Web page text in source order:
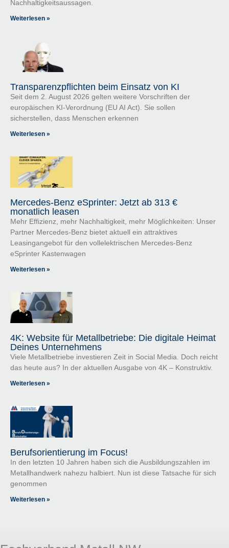
Nachhaltigkeitsaussagen.
Weiterlesen »
Transparenzpflichten beim Einsatz von KI
Seit dem 2. August 2026 gelten weitere Vorschriften der
europäischen KI-Verordnung (EU AI Act). Sie sollen
sicherstellen, dass Menschen erkennen
Weiterlesen »
Mercedes-Benz eSprinter: Jetzt ab 313 €
monatlich leasen
Mehr Effizienz, mehr Nachhaltigkeit, mehr Möglichkeiten: Unser
Partner Mercedes-Benz bietet aktuell ein attraktives
Leasingangebot für den vollelektrischen Mercedes-Benz
eSprinter Kastenwagen
Weiterlesen »
4K: Website für Metallbetriebe: Die digitale Heimat
Deines Unternehmens
Viele Metallbetriebe investieren Zeit in Social Media. Doch reicht
das heute aus? In der aktuellen Ausgabe von 4K – Konstruktiv.
Weiterlesen »
Berufsorientierung im Focus!
In den letzten 10 Jahren haben sich die Ausbildungszahlen im
Metallhandwerk nahezu halbiert. Nun ist diese Tatsache für sich
genommen
Weiterlesen »